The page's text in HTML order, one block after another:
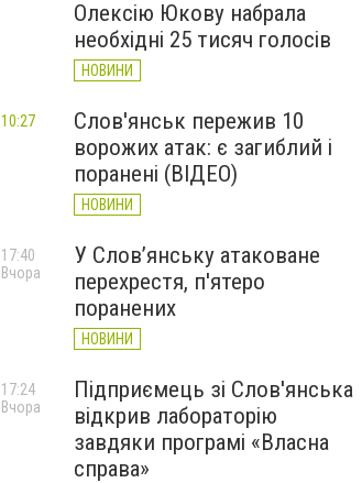
Олексію Юкову набрала
необхідні 25 тисяч голосів
НОВИНИ
Слов'янськ пережив 10
ворожих атак: є загиблий і
поранені (ВІДЕО)
НОВИНИ
10:27
У Слов’янську атаковане
перехрестя, п'ятеро
поранених
НОВИНИ
17:40
Вчора
Підприємець зі Слов'янська
відкрив лабораторію
завдяки програмі «Власна
справа»
17:24
Вчора